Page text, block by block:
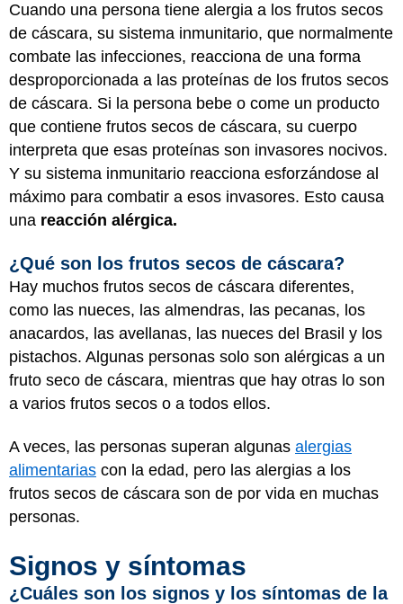
Cuando una persona tiene alergia a los frutos secos
de cáscara, su sistema inmunitario, que normalmente
combate las infecciones, reacciona de una forma
desproporcionada a las proteínas de los frutos secos
de cáscara. Si la persona bebe o come un producto
que contiene frutos secos de cáscara, su cuerpo
interpreta que esas proteínas son invasores nocivos.
Y su sistema inmunitario reacciona esforzándose al
máximo para combatir a esos invasores. Esto causa
una reacción alérgica.
¿Qué son los frutos secos de cáscara?
Hay muchos frutos secos de cáscara diferentes,
como las nueces, las almendras, las pecanas, los
anacardos, las avellanas, las nueces del Brasil y los
pistachos. Algunas personas solo son alérgicas a un
fruto seco de cáscara, mientras que hay otras lo son
a varios frutos secos o a todos ellos.
A veces, las personas superan algunas alergias
alimentarias con la edad, pero las alergias a los
frutos secos de cáscara son de por vida en muchas
personas.
Signos y síntomas
¿Cuáles son los signos y los síntomas de la